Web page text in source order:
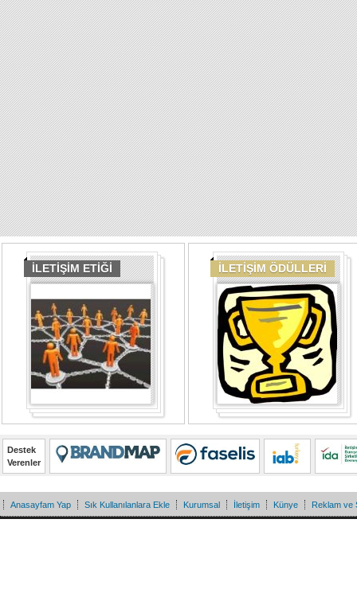
İLETİŞİM ETİĞİ İLETİŞİM ÖDÜLLERİ
Destek
Verenler
Anasayfam Yap Sık Kullanılanlara Ekle Kurumsal İletişim Künye Reklam ve